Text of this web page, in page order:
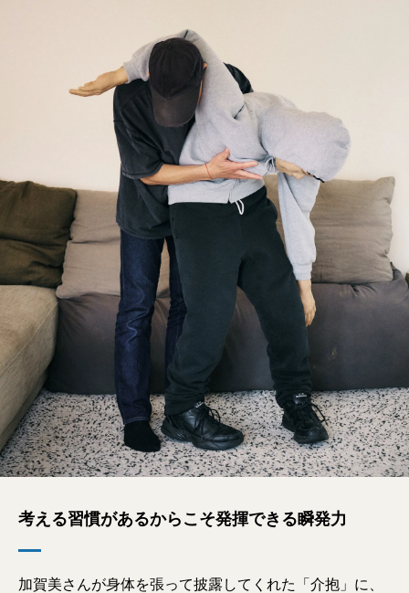
考える習慣があるからこそ発揮できる瞬発力
加賀美さんが身体を張って披露してくれた「介抱」に、